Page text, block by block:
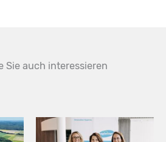
Sie auch interessieren